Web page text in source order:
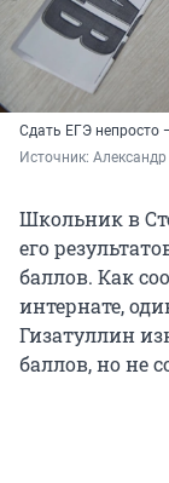
Сдать ЕГЭ непросто
Источник:
Школьник в
его
баллов. Как
интернате,
Гизатуллин
баллов, но не